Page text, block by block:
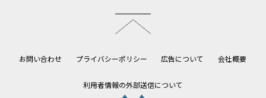
お問い合わせ プライバシーポリシー 広告について 会社概要
利用者情報の外部送信について